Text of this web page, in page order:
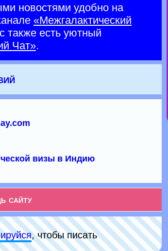
новостями удобно на
«Межгалактический
также есть уютный
Чат».
визы в Индию
сайту
, чтобы писать